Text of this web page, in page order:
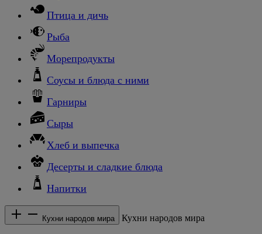
Птица и дичь
Рыба
Морепродукты
Соусы и блюда с ними
Гарниры
Сыры
Хлеб и выпечка
Десерты и сладкие блюда
Напитки
Кухни народов мира Кухни народов мира